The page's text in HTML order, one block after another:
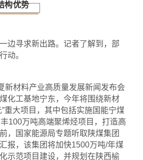
构优势
边寻求新出路。记者了解到，部
动。
新材料产业高质量发展新闻发布会
化工基地宁东，今年将围绕新材
重大项目，其中包括实施国能宁煤
100万吨高端聚烯烃项目，打造高
，国家能源局专题听取陕煤集团
报，该集团将加快1500万吨/年煤
示范项目建设，并规划在陕西榆